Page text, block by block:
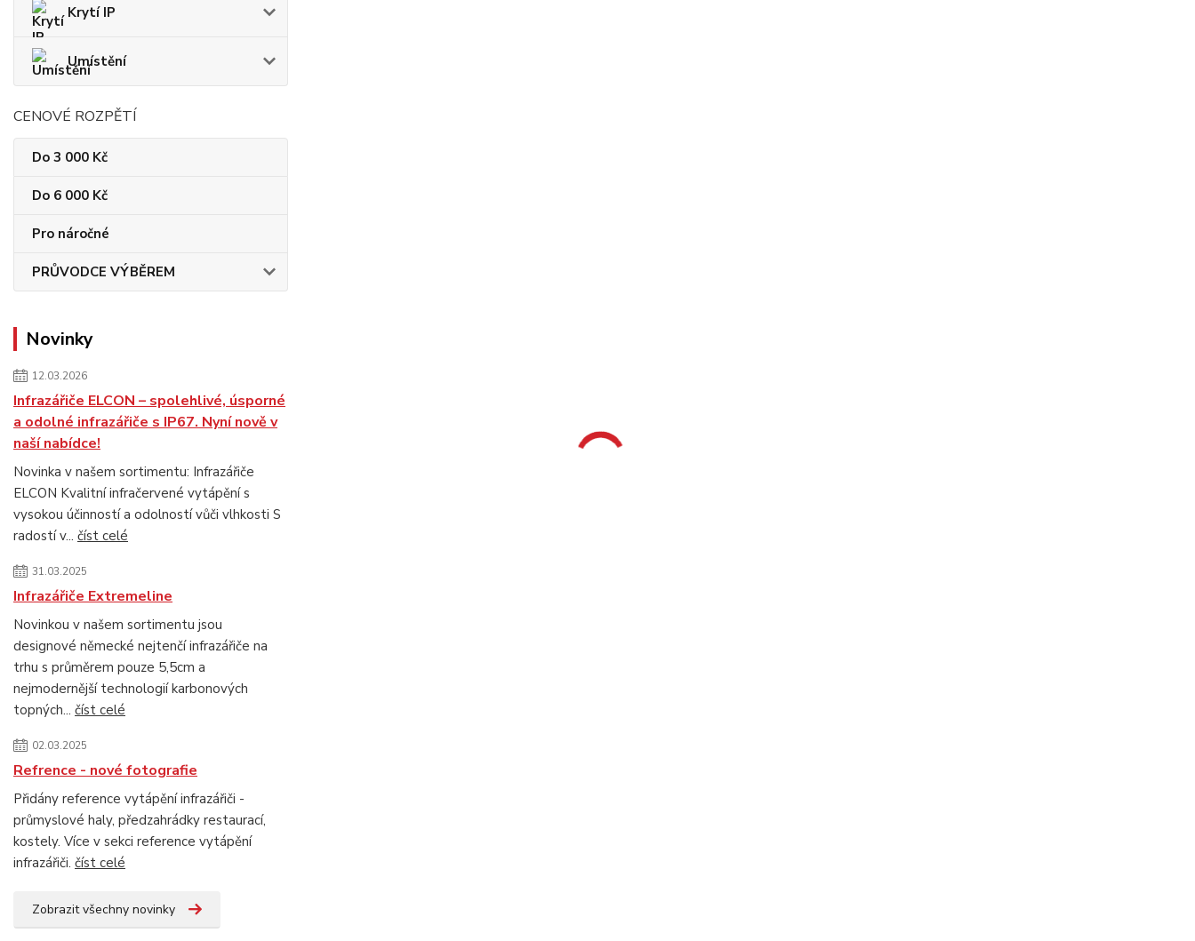
Krytí IP
Umístění
CENOVÉ ROZPĚTÍ
Do 3 000 Kč
Do 6 000 Kč
Pro náročné
PRŮVODCE VÝBĚREM
Novinky
12.03.2026
Infrazářiče ELCON – spolehlivé, úsporné
a odolné infrazářiče s IP67. Nyní nově v
naší nabídce!
Novinka v našem sortimentu: Infrazářiče
ELCON Kvalitní infračervené vytápění s
vysokou účinností a odolností vůči vlhkosti S
radostí v... číst celé
31.03.2025
Infrazářiče Extremeline
Novinkou v našem sortimentu jsou
designové německé nejtenčí infrazářiče na
trhu s průměrem pouze 5,5cm a
nejmodernější technologií karbonových
topných... číst celé
02.03.2025
Refrence - nové fotografie
Přidány reference vytápění infrazářiči -
průmyslové haly, předzahrádky restaurací,
kostely. Více v sekci reference vytápění
infrazářiči. číst celé
Zobrazit všechny novinky